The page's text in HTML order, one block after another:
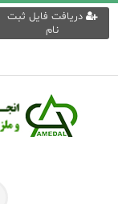
دریافت فایل ثبت
نام